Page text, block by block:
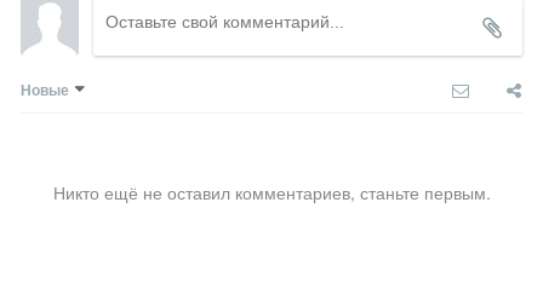
Новые
Никто ещё не оставил комментариев, станьте первым.